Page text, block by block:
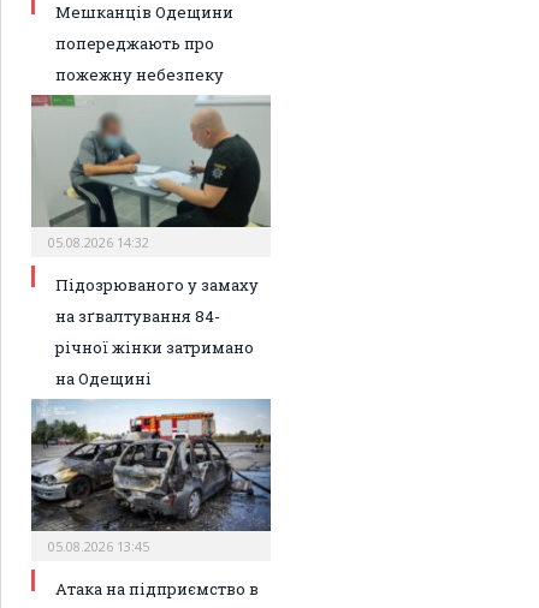
Мешканців Одещини
попереджають про
пожежну небезпеку
05.08.2026 14:32
Підозрюваного у замаху
на зґвалтування 84-
річної жінки затримано
на Одещині
05.08.2026 13:45
Атака на підприємство в